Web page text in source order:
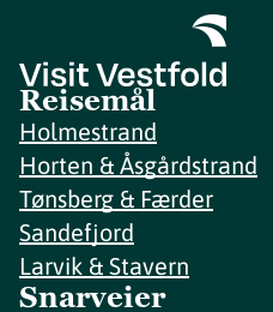
Reisemål
Holmestrand
Horten & Åsgårdstrand
Tønsberg & Færder
Sandefjord
Larvik & Stavern
Snarveier